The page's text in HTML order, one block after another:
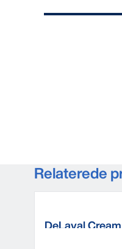
Relaterede
DeLaval Cream